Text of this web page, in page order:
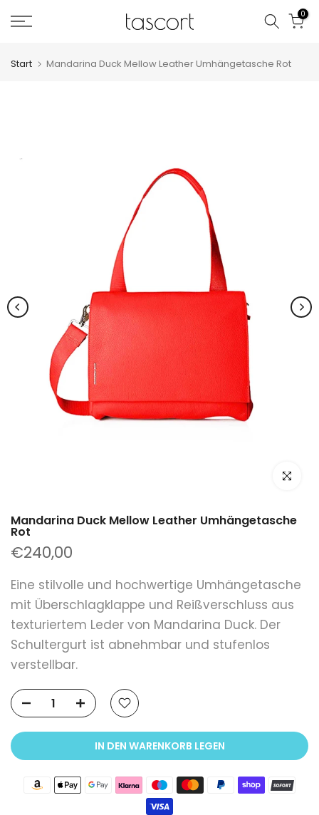
Zum
springen
0
Start Mandarina Duck Mellow Leather Umhängetasche Rot
klicken
Mandarina Duck Mellow Leather Umhängetasche
Rot
€240,00
Eine stilvolle und hochwertige Umhängetasche
mit Überschlagklappe und Reißverschluss aus
texturiertem Leder von Mandarina Duck. Der
Schultergurt ist abnehmbar und stufenlos
verstellbar.
IN DEN WARENKORB LEGEN